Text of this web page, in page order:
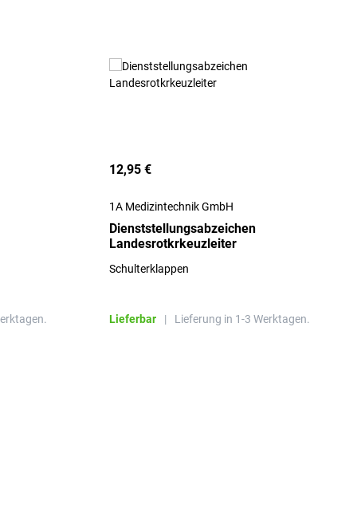
12,95 €
1A Medizintechnik GmbH
Dienststellungsabzeichen
Landesrotkrkeuzleiter
Schulterklappen
Lieferbar | Lieferung in 1-3 Werktagen.